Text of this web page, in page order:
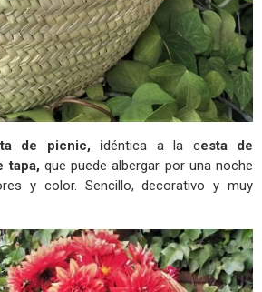
de picnic, idéntica a la cesta de
tapa, que puede albergar por una noche
y color. Sencillo, decorativo y muy